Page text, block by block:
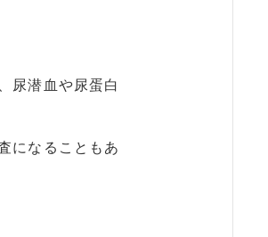
尿潜血や尿蛋白
になることもあ